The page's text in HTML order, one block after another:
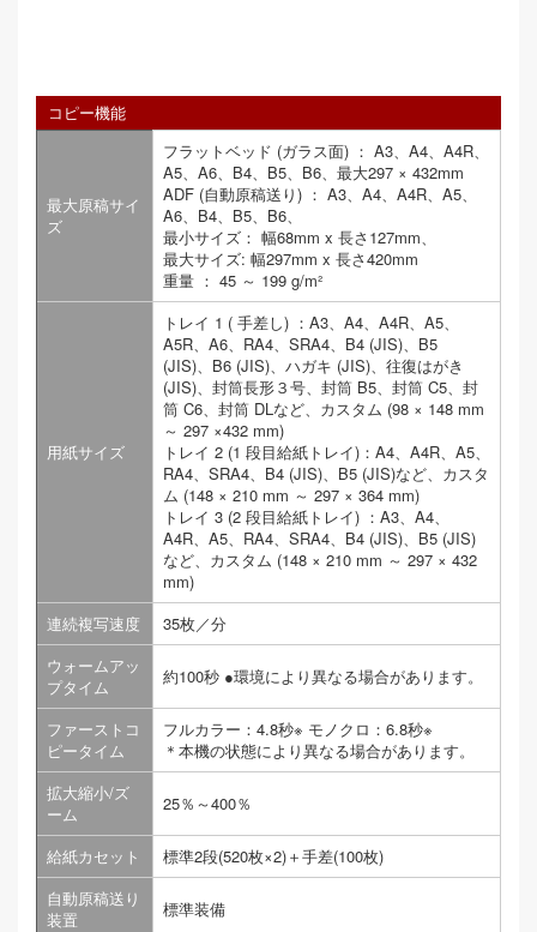
コピー機能
最大原稿サイ
ズ
フラットベッド (ガラス面) ： A3、A4、A4R、
A5、A6、B4、B5、B6、最大297 × 432mm
ADF (自動原稿送り) ： A3、A4、A4R、A5、
A6、B4、B5、B6、
最小サイズ： 幅68mm x 長さ127mm、
最大サイズ: 幅297mm x 長さ420mm
重量 ： 45 ～ 199 g/m²
用紙サイズ
トレイ 1 ( 手差し) ：A3、A4、A4R、A5、
A5R、A6、RA4、SRA4、B4 (JIS)、B5
(JIS)、B6 (JIS)、ハガキ (JIS)、往復はがき
(JIS)、封筒長形３号、封筒 B5、封筒 C5、封
筒 C6、封筒 DLなど、カスタム (98 × 148 mm
～ 297 ×432 mm)
トレイ 2 (1 段目給紙トレイ)：A4、A4R、A5、
RA4、SRA4、B4 (JIS)、B5 (JIS)など、カスタ
ム (148 × 210 mm ～ 297 × 364 mm)
トレイ 3 (2 段目給紙トレイ) ：A3、A4、
A4R、A5、RA4、SRA4、B4 (JIS)、B5 (JIS)
など、カスタム (148 × 210 mm ～ 297 × 432
mm)
連続複写速度
35枚／分
ウォームアッ
プタイム
約100秒 ●環境により異なる場合があります。
ファーストコ
ピータイム
フルカラー：4.8秒※ モノクロ：6.8秒※
＊本機の状態により異なる場合があります。
拡大縮小/ズ
ーム
25％～400％
給紙カセット
標準2段(520枚×2)＋手差(100枚)
自動原稿送り
装置
標準装備